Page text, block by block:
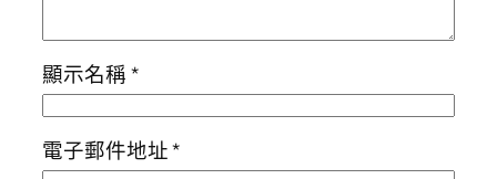
顯示名稱*
電子郵件地址*